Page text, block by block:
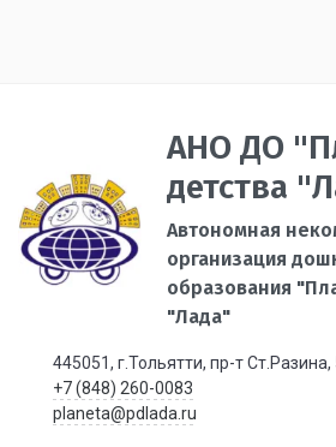
АНО ДО
детства
Автономная
организация
образования
"Лада"
445051, г.Тольятти, пр-т Ст.Разина,
+7 (848) 260-0083
planeta@pdlada.ru